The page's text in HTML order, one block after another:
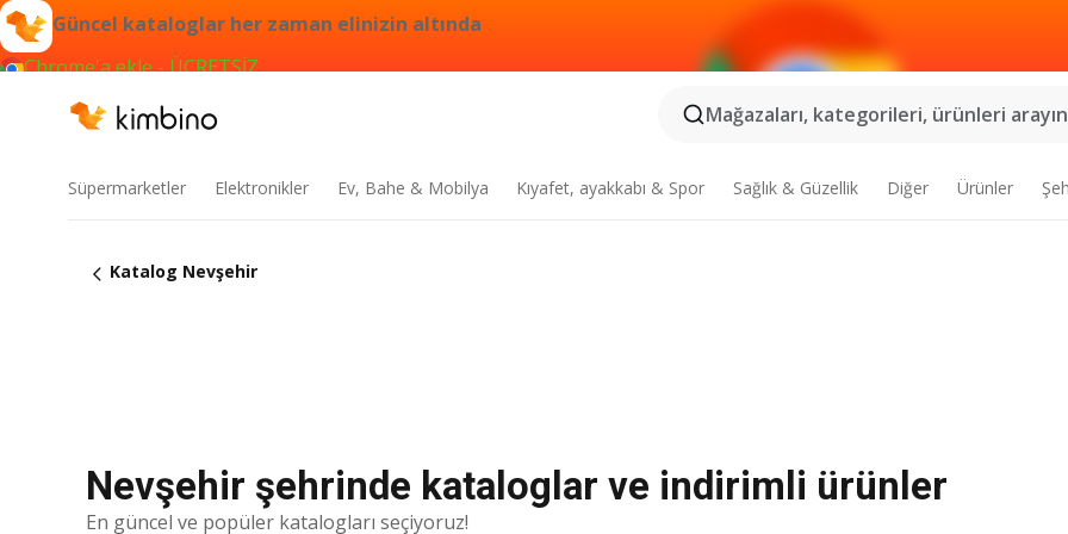
Güncel kataloglar her zaman elinizin altında
Chrome'a ekle - ÜCRETSİZ
Mağazaları, kategorileri, ürünleri
Süpermarketler Elektronikler Ev, Bahe & Mobilya Kıyafet, ayakkabı & Spor Sağlık & Güzellik Diğer Ürünler
Katalog Nevşehir
Nevşehir şehrinde kataloglar ve indirimli ürünler
En güncel ve popüler katalogları seçiyoruz!